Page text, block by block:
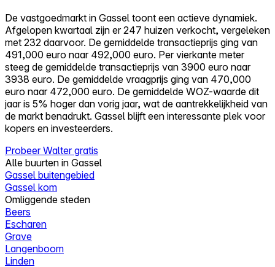
Alles-in-één
Reviews
Prijzen
Log in
Probeer Walter gratis
De vastgoedmarkt in Gassel toont een actieve dynamiek.
Afgelopen kwartaal zijn er 247 huizen verkocht, vergeleken
met 232 daarvoor. De gemiddelde transactieprijs ging van
491,000 euro naar 492,000 euro. Per vierkante meter
steeg de gemiddelde transactieprijs van 3900 euro naar
3938 euro. De gemiddelde vraagprijs ging van 470,000
euro naar 472,000 euro. De gemiddelde WOZ-waarde dit
jaar is 5% hoger dan vorig jaar, wat de aantrekkelijkheid van
de markt benadrukt. Gassel blijft een interessante plek voor
kopers en investeerders.
Probeer Walter gratis
Alle buurten in Gassel
Gassel buitengebied
Gassel kom
Omliggende steden
Beers
Escharen
Grave
Langenboom
Linden